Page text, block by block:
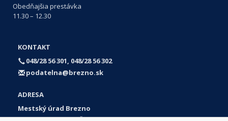
Obedňajšia prestávka
11.30 – 12.30
KONTAKT
048/28 56 301, 048/28 56 302
podatelna@brezno.sk
ADRESA
Mestský úrad Brezno